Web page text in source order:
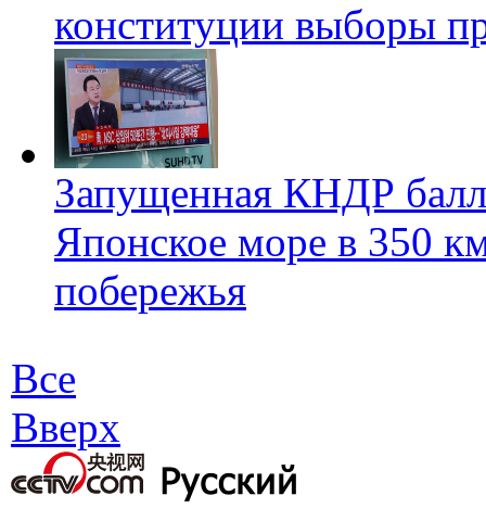
конституции выборы
Запущенная КНДР
Японское море в 350
побережья
Все
Вверх